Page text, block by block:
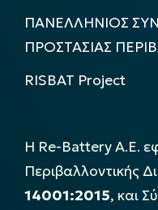
ΠΑΝΕΛΛΗΝΙΟΣ
ΠΡΟΣΤΑΣΙΑΣ
RISBAT Project
Η Re-Battery Α.Ε.
Περιβαλλοντικής
14001:2015, και